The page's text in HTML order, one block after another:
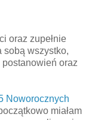
oraz zupełnie
sobą wszystko,
oraz
Noworocznych
miałam